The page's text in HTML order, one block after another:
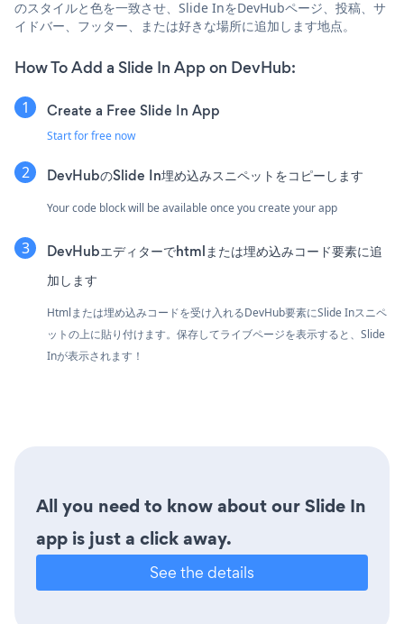
のスタイルと色を一致させ、Slide InをDevHubページ、投稿、サ
イドバー、フッター、または好きな場所に追加します地点。
How To Add a Slide In App on DevHub:
Create a Free Slide In App
Start for free now
DevHubのSlide In埋め込みスニペットをコピーします
Your code block will be available once you create your app
DevHubエディターでhtmlまたは埋め込みコード要素に追
加します
Htmlまたは埋め込みコードを受け入れるDevHub要素にSlide Inスニペ
ットの上に貼り付けます。保存してライブページを表示すると、Slide
Inが表示されます！
All you need to know about our Slide In
app is just a click away.
See the details